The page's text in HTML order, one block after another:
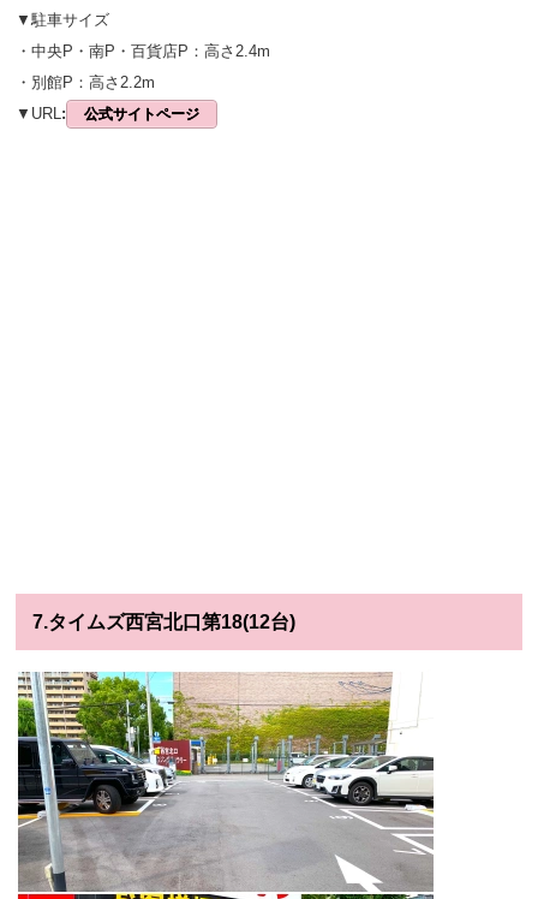
▼駐車サイズ
・中央P・南P・百貨店P：高さ2.4m
・別館P：高さ2.2m
▼URL: 公式サイトページ
7.タイムズ西宮北口第18(12台)